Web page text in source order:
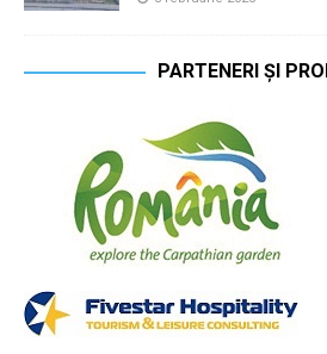
PARTENERI ȘI